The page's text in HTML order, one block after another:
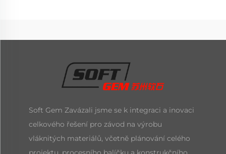
Soft Gem Zavázali jsme se k integraci a inovaci
celkového řešení pro závod na výrobu
vláknitých materiálů, včetně plánování celého